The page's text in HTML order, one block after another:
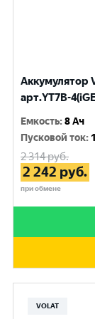
Аккумулятор
арт.YT7B-
Емкость:8 Ач
Пусковой ток:
2 314руб.
2 242 руб.
при обмене
VOLAT